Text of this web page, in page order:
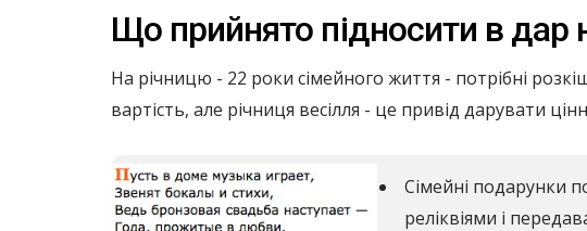
Що прийнято підносити в дар
На річницю - 22 роки сімейного життя - потрібні
вартість, але річниця весілля - це привід дарувати
Сімейні подарунки
реліквіями і